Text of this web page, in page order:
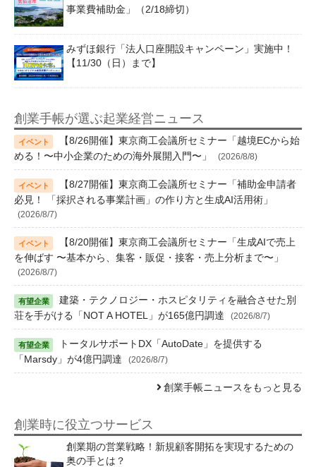
事業費補助金」（2/18締切）
みずほ銀行「法人口座開設キャンペーン」実施中！
【11/30（日）まで】
創業手帳が選ぶ起業経営ニュース
【8/26開催】東京商工会議所セミナー「越境ECから始
める！〜中小企業のための海外展開入門〜」
(2026/8/8)
【8/27開催】東京商工会議所セミナー「補助金申請者
必見！ 「採択される事業計画」の作り方と生成AI活用術」
(2026/8/7)
【8/20開催】東京商工会議所セミナー「生成AIで売上
を伸ばす 〜基本から、集客・販促・接客・売上分析まで〜」
(2026/8/7)
建築・テクノロジー・ホスピタリティを融合させた別
荘を手がける「NOT A HOTEL」が165億円調達
(2026/8/7)
トータルサポートDX「AutoDate」を提供する
「Marsdy」が4億円調達
(2026/8/7)
創業手帳ニュースをもっと見る
創業時に役立つサービス
創業期の営業戦略！新規顧客開拓を実現するための
奥の手とは？